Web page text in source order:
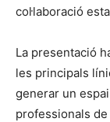
col·laboració
La presentació
les principals
generar un
professionals